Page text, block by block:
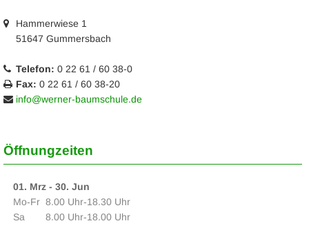
Hammerwiese 1
51647 Gummersbach
Telefon: 0 22 61 / 60 38-0
Fax: 0 22 61 / 60 38-20
info@werner-baumschule.de
Öffnungzeiten
01. Mrz - 30. Jun
Mo‑Fr 8.00 Uhr‑18.30 Uhr
Sa
8.00 Uhr‑18.00 Uhr